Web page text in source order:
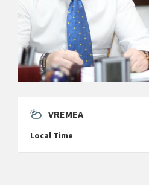
VREMEA
Local Time